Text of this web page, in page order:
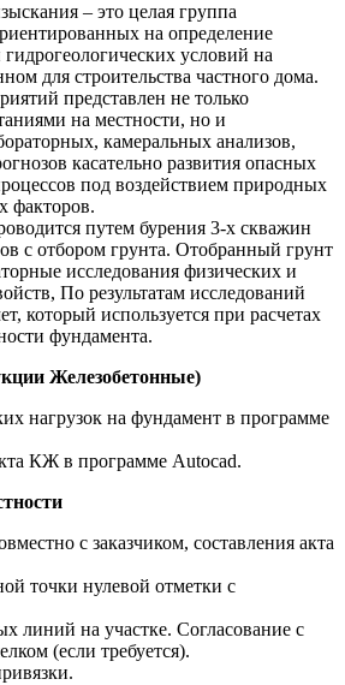
– это целая группа
на определение
условий на
для строительства частного дома.
представлен не только
на местности, но и
камеральных анализов,
касательно развития опасных
под воздействием природных
факторов.
путем бурения 3-х скважин
с отбором грунта. Отобранный грунт
исследования физических и
По результатам исследований
который используется при расчетах
фундамента.
Железобетонные)
нагрузок на фундамент в программе
КЖ в программе Autocad.
с заказчиком, составления акта
точки нулевой отметки с
линий на участке. Согласование с
(если требуется).